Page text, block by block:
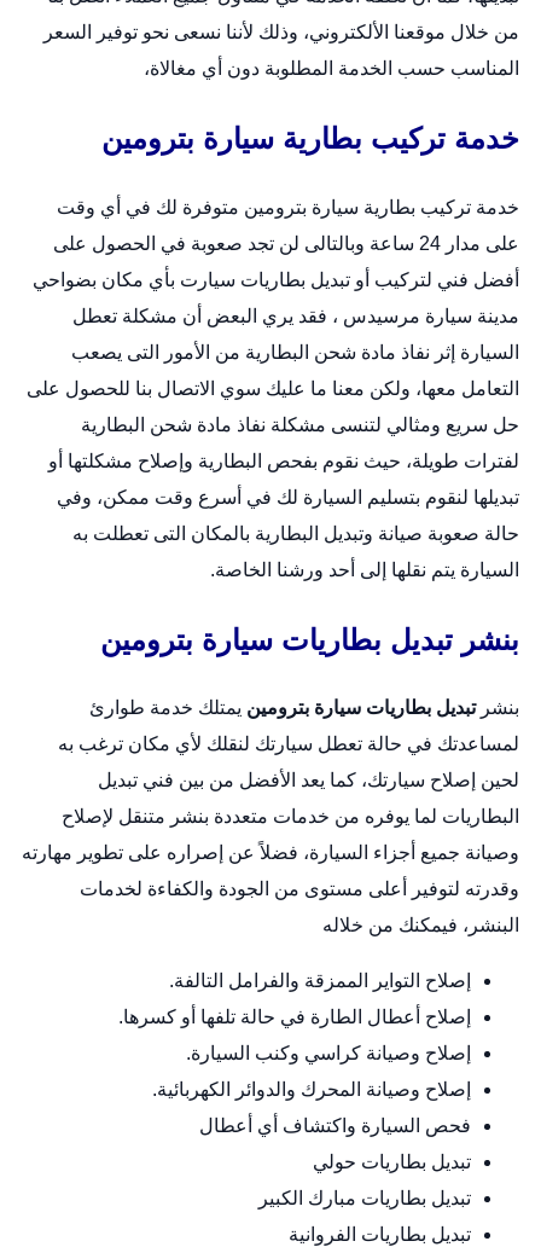
من خلال موقعنا الألكتروني، وذلك لأننا نسعى نحو توفير السعر
المناسب حسب الخدمة المطلوبة دون أي مغالاة،
خدمة تركيب بطارية سيارة بترومين
خدمة تركيب بطارية سيارة بترومين متوفرة لك في أي وقت
على مدار 24 ساعة وبالتالى لن تجد صعوبة في الحصول على
أفضل فني لتركيب أو تبديل بطاريات سيارت بأي مكان بضواحي
مدينة سيارة مرسيدس ، فقد يري البعض أن مشكلة تعطل
السيارة إثر نفاذ مادة شحن البطارية من الأمور التى يصعب
التعامل معها، ولكن معنا ما عليك سوي الاتصال بنا للحصول على
حل سريع ومثالي لتنسى مشكلة نفاذ مادة شحن البطارية
لفترات طويلة، حيث نقوم بفحص البطارية وإصلاح مشكلتها أو
تبديلها لنقوم بتسليم السيارة لك في أسرع وقت ممكن، وفي
حالة صعوبة صيانة وتبديل البطارية بالمكان التى تعطلت به
السيارة يتم نقلها إلى أحد ورشنا الخاصة.
بنشر تبديل بطاريات سيارة بترومين
بنشرتبديل بطاريات سيارة بترومين يمتلك خدمة طوارئ
لمساعدتك في حالة تعطل سيارتك لنقلك لأي مكان ترغب به
لحين إصلاح سيارتك، كما يعد الأفضل من بين فني تبديل
البطاريات لما يوفره من خدمات متعددة بنشر متنقل لإصلاح
وصيانة جميع أجزاء السيارة، فضلاً عن إصراره على تطوير مهارته
وقدرته لتوفير أعلى مستوى من الجودة والكفاءة لخدمات
البنشر، فيمكنك من خلاله
إصلاح التواير الممزقة والفرامل التالفة.
إصلاح أعطال الطارة في حالة تلفها أو كسرها.
إصلاح وصيانة كراسي وكنب السيارة.
إصلاح وصيانة المحرك والدوائر الكهربائية.
فحص السيارة واكتشاف أي أعطال
تبديل بطاريات حولي
تبديل بطاريات مبارك الكبير
تبديل بطاريات الفروانية